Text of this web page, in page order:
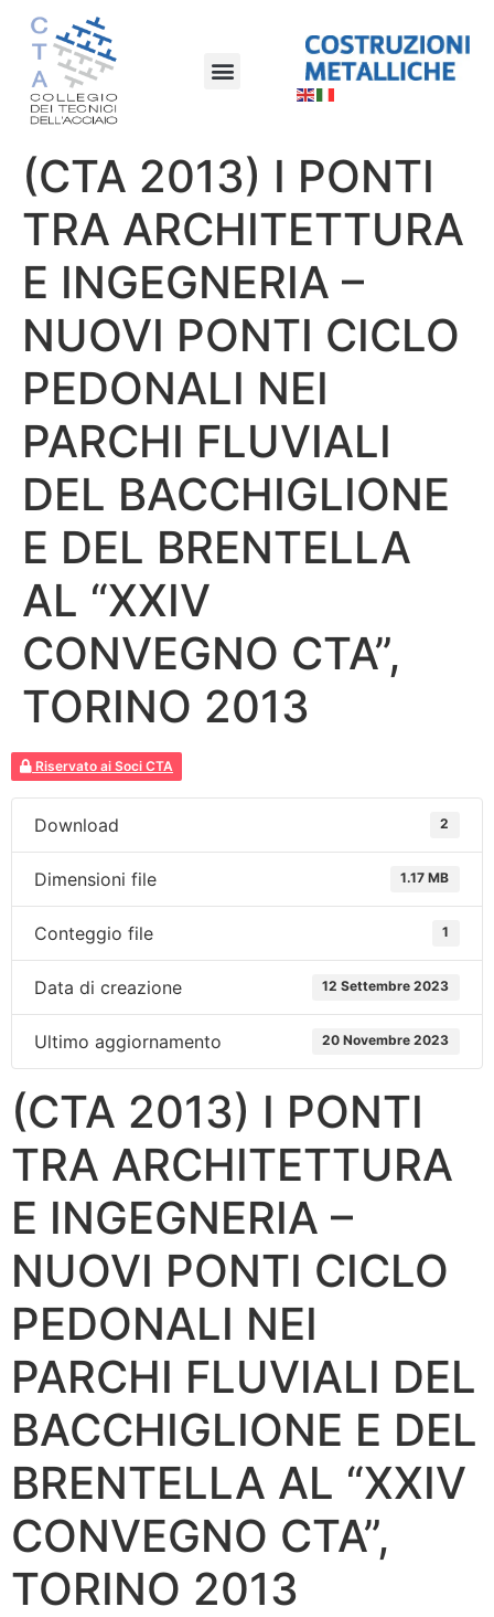
(CTA 2013) I PONTI
TRA ARCHITETTURA
E INGEGNERIA –
NUOVI PONTI CICLO
PEDONALI NEI
PARCHI FLUVIALI
DEL BACCHIGLIONE
E DEL BRENTELLA
AL “XXIV
CONVEGNO CTA”,
TORINO 2013
Riservato ai Soci CTA
Download 2
Dimensioni file 1.17 MB
Conteggio file 1
Data di creazione 12 Settembre 2023
Ultimo aggiornamento 20 Novembre 2023
(CTA 2013) I PONTI
TRA ARCHITETTURA
E INGEGNERIA –
NUOVI PONTI CICLO
PEDONALI NEI
PARCHI FLUVIALI DEL
BACCHIGLIONE E DEL
BRENTELLA AL “XXIV
CONVEGNO CTA”,
TORINO 2013